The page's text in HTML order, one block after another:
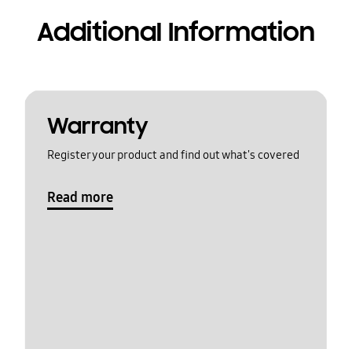
Additional Information
Warranty
Register your product and find out what's covered
Read more